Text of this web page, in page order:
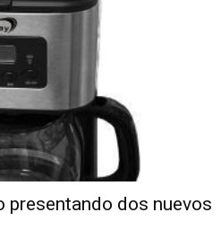
presentando dos nuevos